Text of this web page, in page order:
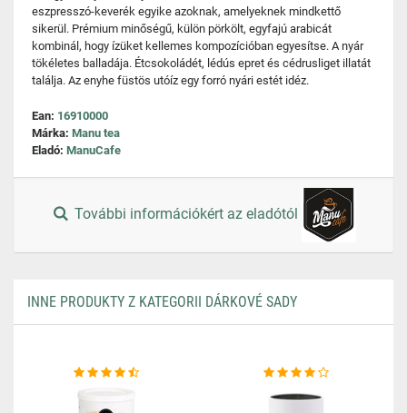
eszpresszó-keverék egyike azoknak, amelyeknek mindkettő
sikerül. Prémium minőségű, külön pörkölt, egyfajú arabicát
kombinál, hogy ízüket kellemes kompozícióban egyesítse. A nyár
tökéletes balladája. Étcsokoládét, lédús epret és cédrusliget illatát
találja. Az enyhe füstös utóíz egy forró nyári estét idéz.
Ean: 16910000
Márka: Manu tea
Eladó: ManuCafe
További információkért az eladótól
INNE PRODUKTY Z KATEGORII DÁRKOVÉ SADY